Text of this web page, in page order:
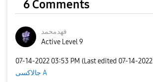
6 Comments
فهدمحمد
Active Level 9
‎07-14-2022 03:53 PM (Last edited ‎07-14-2022
جالاكسى A